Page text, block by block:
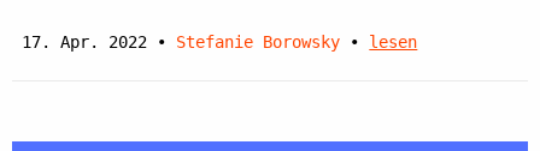
17. Apr. 2022 • Stefanie Borowsky • lesen